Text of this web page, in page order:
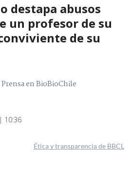
destapa abusos
un profesor de su
de su
en BioBioChile
10:36
Ética y transparencia de BBCL